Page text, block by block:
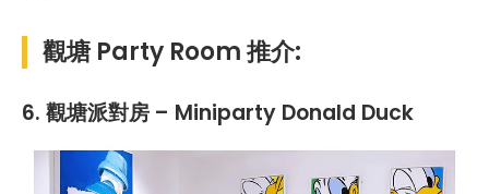
觀塘 Party Room 推介:
6. 觀塘派對房 – Miniparty Donald Duck